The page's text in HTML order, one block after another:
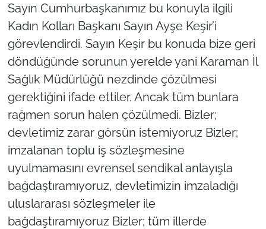
Sayın Cumhurbaşkanımız bu konuyla ilgili
Kadın Kolları Başkanı Sayın Ayşe Keşir’i
görevlendirdi. Sayın Keşir bu konuda bize geri
döndüğünde sorunun yerelde yani Karaman İl
Sağlık Müdürlüğü nezdinde çözülmesi
gerektiğini ifade ettiler. Ancak tüm bunlara
rağmen sorun halen çözülmedi. Bizler;
devletimiz zarar görsün istemiyoruz Bizler;
imzalanan toplu iş sözleşmesine
uyulmamasını evrensel sendikal anlayışla
bağdaştıramıyoruz, devletimizin imzaladığı
uluslararası sözleşmeler ile
bağdaştıramıyoruz Bizler; tüm illerde